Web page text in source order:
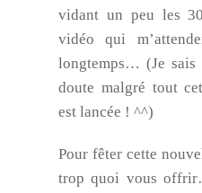
vidant un peu les
vidéo qui
longtemps… (Je sais
doute malgré tout
est lancée ! ^^)
Pour fêter cette
trop quoi vous